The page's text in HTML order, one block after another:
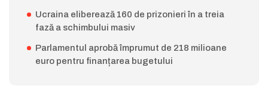
Ucraina eliberează 160 de prizonieri în a treia
fază a schimbului masiv
Parlamentul aprobă împrumut de 218 milioane
euro pentru finanțarea bugetului